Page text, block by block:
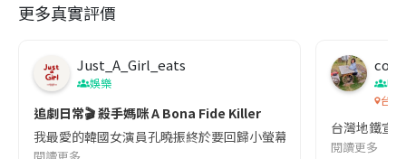
更多真實評價
Just_A_Girl_eats
娛樂
追劇日常🎬 殺手媽咪 A Bona Fide Killer
我最愛的韓國女演員孔曉振終於要回歸小螢幕啦!這次的劇本改編
co
吹
台灣
台灣地鐵宣
閱讀更多